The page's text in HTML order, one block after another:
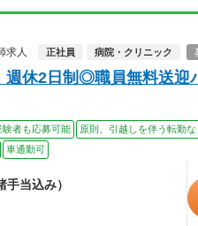
求人
正社員 病院・クリニック
週休2日制◎職員無料送
験者も応募可能 原則、引越しを伴う転勤な
車通勤可
手当込み）